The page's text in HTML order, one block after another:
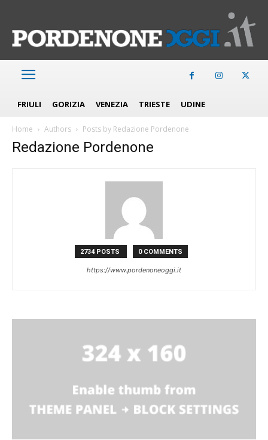
FRIULI GORIZIA VENEZIA TRIESTE UDINE
Home Authors Posts by Redazione Pordenone
Redazione Pordenone
2734 POSTS 0 COMMENTS
https://www.pordenoneoggi.it